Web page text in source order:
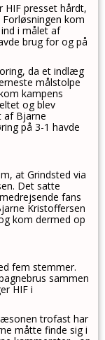
HIF presset hårdt,
kom
i målet af
brug for og på
da et indlæg
målstolpe
kampens
og blev
af Bjarne
på 3-1 havde
at Grindsted via
Det satte
fans
Kristoffersen
kom dermed op
fem stemmer.
sammen
HIF i
trofast har
måtte finde sig i